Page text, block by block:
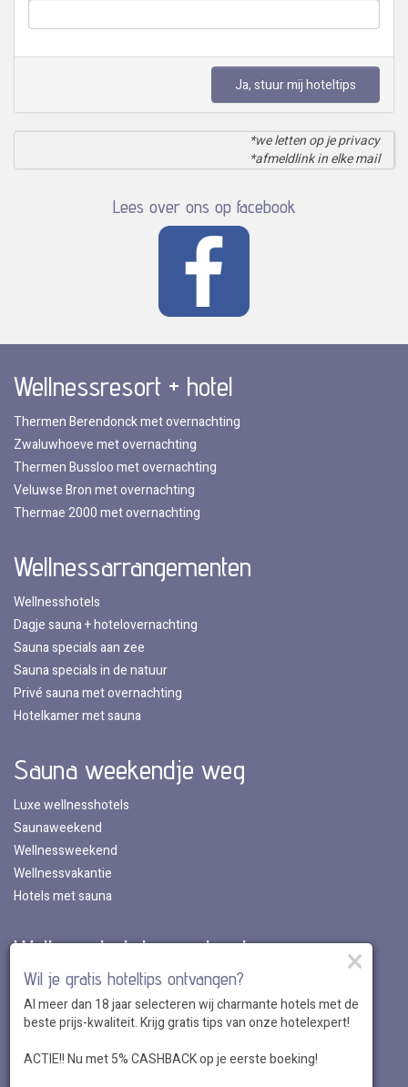
Ja, stuur mij hoteltips
*we letten op je privacy
*afmeldlink in elke mail
Lees over ons op facebook
Wellnessresort + hotel
Thermen Berendonck met overnachting
Zwaluwhoeve met overnachting
Thermen Bussloo met overnachting
Veluwse Bron met overnachting
Thermae 2000 met overnachting
Wellnessarrangementen
Wellnesshotels
Dagje sauna + hotelovernachting
Sauna specials aan zee
Sauna specials in de natuur
Privé sauna met overnachting
Hotelkamer met sauna
Sauna weekendje weg
Luxe wellnesshotels
Saunaweekend
Wellnessweekend
Wellnessvakantie
Hotels met sauna
Wellnesshotels per land
Wellnesshotels in Nederland
Wellnesshotels in Belgie
Wellnesshotels in Luxemburg
Wellnesshotels in Duitsland
×
Wil je gratis hoteltips ontvangen?
Al meer dan 18 jaar selecteren wij charmante hotels met de
beste prijs-kwaliteit. Krijg gratis tips van onze hotelexpert!
ACTIE!! Nu met 5% CASHBACK op je eerste boeking!